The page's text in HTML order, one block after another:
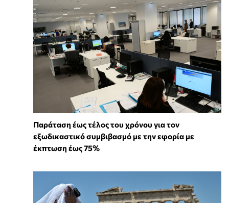
Παράταση έως τέλος του χρόνου για τον
εξωδικαστικό συμβιβασμό με την εφορία με
έκπτωση έως 75%